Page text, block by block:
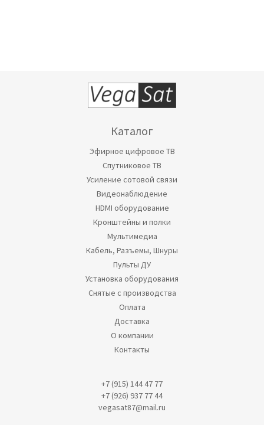
Каталог
Эфирное цифровое ТВ
Спутниковое ТВ
Усиление сотовой связи
Видеонаблюдение
HDMI оборудование
Кронштейны и полки
Мультимедиа
Кабель, Разъемы, Шнуры
Пульты ДУ
Установка оборудования
Снятые с производства
Оплата
Доставка
О компании
Контакты
+7 (915) 144 47 77
+7 (926) 937 77 44
vegasat87@mail.ru